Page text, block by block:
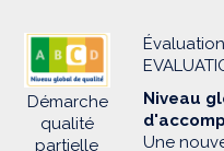
Démarche
qualité
partielle
Niveau
Une